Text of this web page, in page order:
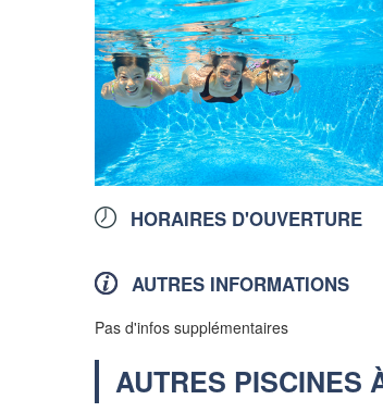
HORAIRES D'OUVERTURE
AUTRES INFORMATIONS
Pas d'infos supplémentaires
AUTRES PISCINES